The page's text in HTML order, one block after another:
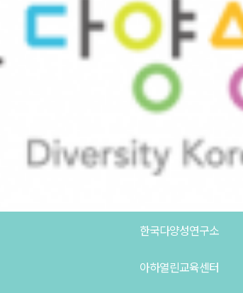
한국다양성연구소
아하열린교육센터